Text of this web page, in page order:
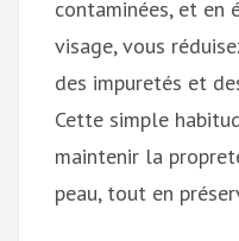
contaminées, et en
visage, vous
des impuretés et
Cette simple
maintenir la
peau, tout en